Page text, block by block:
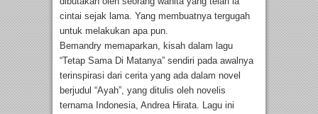
cintai sejak lama. Yang membuatnya tergugah
untuk melakukan apa pun.
Bemandry memaparkan, kisah dalam lagu
“Tetap Sama Di Matanya” sendiri pada awalnya
terinspirasi dari cerita yang ada dalam novel
berjudul “Ayah”, yang ditulis oleh novelis
ternama Indonesia, Andrea Hirata. Lagu ini